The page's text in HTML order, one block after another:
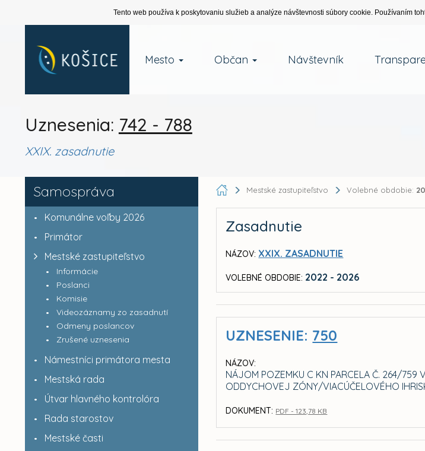
Tento web používa k poskytovaniu služieb a analýze návštevnosti súbory cookie. Používaním
Mesto Občan Návštevník
Uznesenia: 742 - 788
XXIX. zasadnutie
Samospráva
Komunálne voľby 2026
Primátor
Mestské zastupiteľstvo
Informácie
Poslanci
Komisie
Videozáznamy zo zasadnutí
Odmeny poslancov
Zrušené uznesenia
Námestníci primátora mesta
Mestská rada
Útvar hlavného kontrolóra
Rada starostov
Mestské časti
Mestské zastupiteľstvo Volebné obdobie:
Zasadnutie
NÁZOV: XXIX. ZASADNUTIE
VOLEBNÉ OBDOBIE: 2022 - 2026
UZNESENIE: 750
NÁZOV:
NÁJOM POZEMKU C KN PARCELA Č. 264/759
ODDYCHOVEJ ZÓNY/VIACÚČELOVÉHO
DOKUMENT: PDF - 123,78 KB